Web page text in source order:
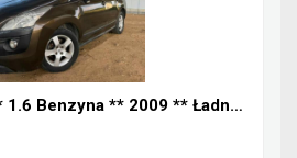
** Peugeot 3008 ** 1.6 Benzyna ** 2009 ** Ładny Za...